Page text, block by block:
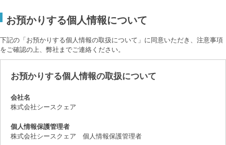
お預かりする個人情報について
下記の「お預かりする個人情報の取扱について」に同意いただき、注意事項
をご確認の上、弊社までご連絡ください。
お預かりする個人情報の取扱について
会社名
株式会社シースクェア
個人情報保護管理者
株式会社シースクェア 個人情報保護管理者